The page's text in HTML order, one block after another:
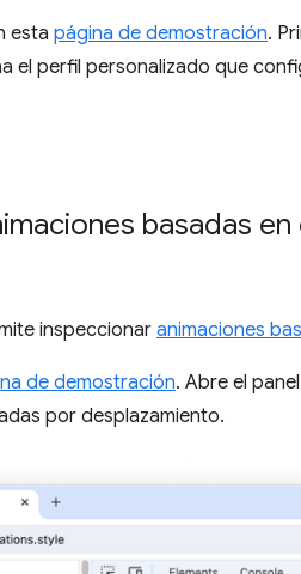
esta página de demostración.
el perfil personalizado que
basadas
inspeccionaranimaciones
de demostración. Abre el
por desplazamiento.